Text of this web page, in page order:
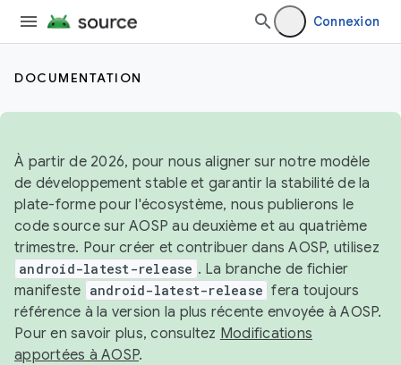
Connexion
DOCUMENTATION
À partir de 2026, pour nous aligner sur notre modèle
de développement stable et garantir la stabilité de la
plate-forme pour l'écosystème, nous publierons le
code source sur AOSP au deuxième et au quatrième
trimestre. Pour créer et contribuer dans AOSP, utilisez
android-latest-release . La branche de fichier
manifeste android-latest-release fera toujours
référence à la version la plus récente envoyée à AOSP.
Pour en savoir plus, consultez Modifications
apportées à AOSP.